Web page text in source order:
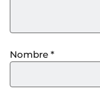
Nombre *